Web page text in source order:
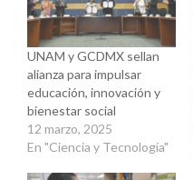
UNAM y GCDMX sellan
alianza para impulsar
educación, innovación y
bienestar social
12 marzo, 2025
En "Ciencia y Tecnología"